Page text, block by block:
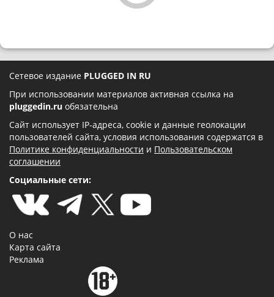
Сетевое издание PLUGGED IN RU
При использовании материалов активная ссылка на
pluggedin.ru обязательна
Сайт использует IP-адреса, cookie и данные геолокации
пользователей сайта, условия использования содержатся в
Политике конфиденциальности и Пользовательском
соглашении
Социальные сети:
О нас
Карта сайта
Реклама